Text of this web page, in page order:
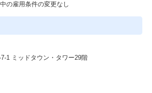
の雇用条件の変更なし
1 ミッドタウン・タワー29階